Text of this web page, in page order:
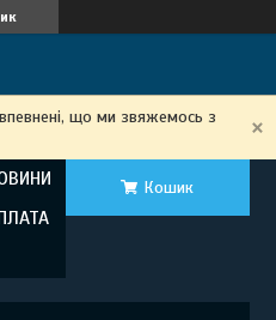
що ми звяжемось з
Кошик